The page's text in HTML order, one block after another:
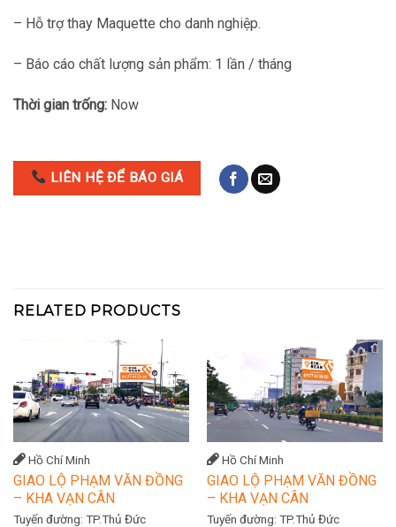
– Hỗ trợ thay Maquette cho danh nghiệp.
– Báo cáo chất lượng sản phẩm: 1 lần / tháng
Thời gian trống: Now
LIÊN HỆ ĐỂ BÁO GIÁ
RELATED PRODUCTS
Hồ Chí Minh
GIAO LỘ PHẠM VĂN ĐỒNG
– KHA VẠN CÂN
Tuyến đường: TP.Thủ Đức
Hồ Chí Minh
GIAO LỘ PHẠM VĂN ĐỒNG
– KHA VẠN CÂN
Tuyến đường: TP.Thủ Đức